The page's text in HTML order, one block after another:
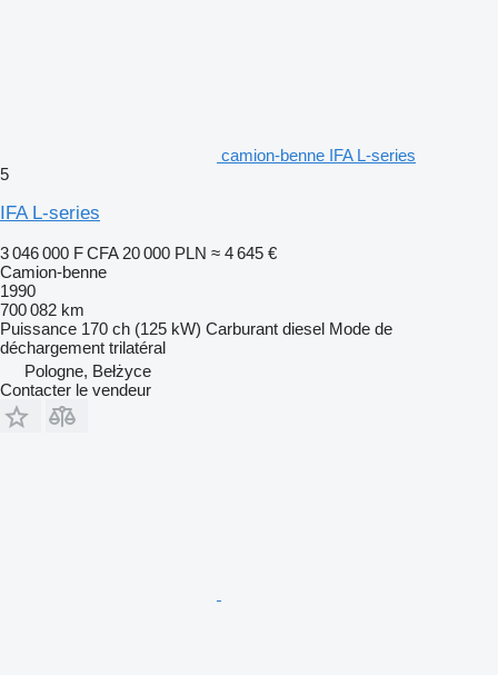
camion-benne IFA L-series
5
IFA L-series
3 046 000 F CFA 20 000 PLN ≈ 4 645 €
Camion-benne
1990
700 082 km
Puissance 170 ch (125 kW) Carburant diesel Mode de
déchargement trilatéral
Pologne, Bełżyce
Contacter le vendeur